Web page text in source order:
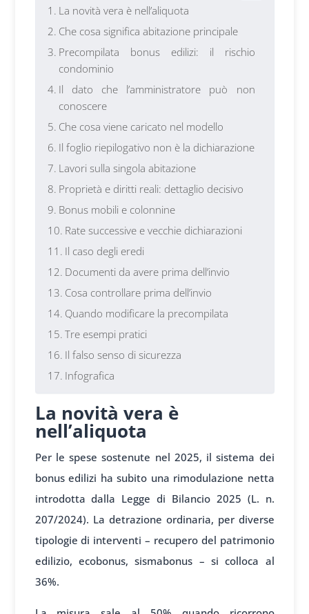
La novità vera è nell’aliquota
Che cosa significa abitazione principale
Precompilata bonus edilizi: il rischio
condominio
Il dato che l’amministratore può non
conoscere
Che cosa viene caricato nel modello
Il foglio riepilogativo non è la dichiarazione
Lavori sulla singola abitazione
Proprietà e diritti reali: dettaglio decisivo
Bonus mobili e colonnine
Rate successive e vecchie dichiarazioni
Il caso degli eredi
Documenti da avere prima dell’invio
Cosa controllare prima dell’invio
Quando modificare la precompilata
Tre esempi pratici
Il falso senso di sicurezza
Infografica
La novità vera è
nell’aliquota
Per le spese sostenute nel 2025, il sistema dei
bonus edilizi ha subito una rimodulazione netta
introdotta dalla Legge di Bilancio 2025 (L. n.
207/2024). La detrazione ordinaria, per diverse
tipologie di interventi – recupero del patrimonio
edilizio, ecobonus, sismabonus – si colloca al
36%.